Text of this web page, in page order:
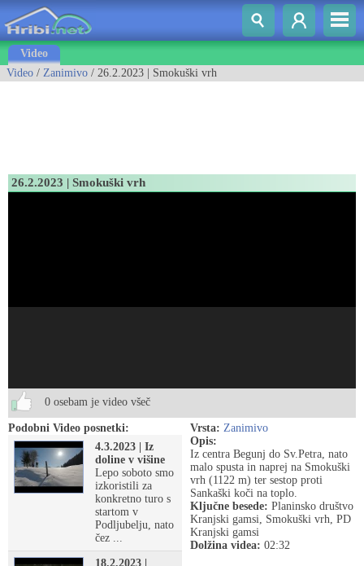
Video
Video / Zanimivo / 26.2.2023 | Smokuški vrh
26.2.2023 | Smokuški vrh
0 osebam je video všeč
Podobni Video posnetki:
4.3.2023 | Iz
doline v višine
Lepo soboto smo
izkoristili za
konkretno turo s
startom v
Podljubelju, nato
čez ...
18.2.2023 |
Vrsta: Zanimivo
Opis:
Iz centra Begunj do Sv.Petra, nato
malo spusta in naprej na Smokuški
vrh (1122 m) ter sestop proti
Sankaški koči na toplo.
Ključne besede: Planinsko društvo
Kranjski gamsi, Smokuški vrh, PD
Kranjski gamsi
Dolžina videa: 02:32